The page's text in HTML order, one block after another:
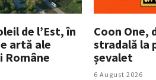
de l’Est, în
artă ale
Române
Coon One,
stradală la
șevalet
6 August 2026